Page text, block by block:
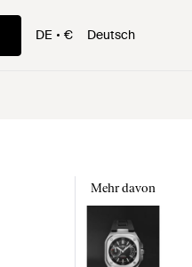
DE € Deutsch
Mehr davon